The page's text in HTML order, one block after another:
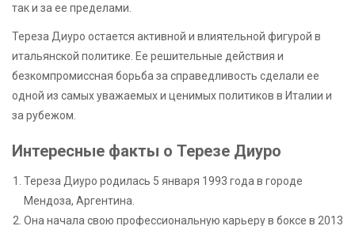
так и за ее пределами.
Тереза Диуро остается активной и влиятельной фигурой в
итальянской политике. Ее решительные действия и
безкомпромиссная борьба за справедливость сделали ее
одной из самых уважаемых и ценимых политиков в Италии и
за рубежом.
Интересные факты о Терезе Диуро
Тереза Диуро родилась 5 января 1993 года в городе
Мендоза, Аргентина.
Она начала свою профессиональную карьеру в боксе в 2013